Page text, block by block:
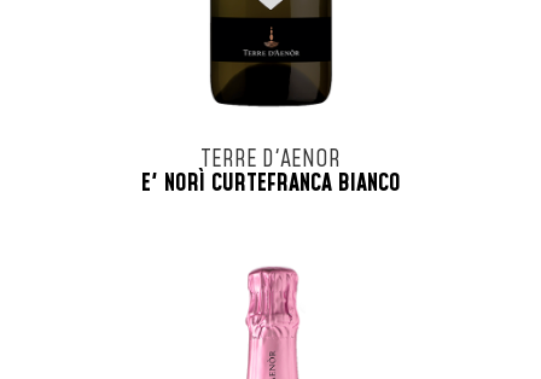
TERRE D'AENOR
E' NORÌ CURTEFRANCA BIANCO